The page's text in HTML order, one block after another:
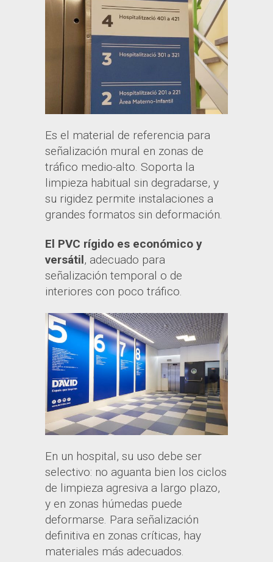
Es el material de referencia para
señalización mural en zonas de
tráfico medio-alto. Soporta la
limpieza habitual sin degradarse, y
su rigidez permite instalaciones a
grandes formatos sin deformación.
El PVC rígido es económico y
versátil, adecuado para
señalización temporal o de
interiores con poco tráfico.
En un hospital, su uso debe ser
selectivo: no aguanta bien los ciclos
de limpieza agresiva a largo plazo,
y en zonas húmedas puede
deformarse. Para señalización
definitiva en zonas críticas, hay
materiales más adecuados.